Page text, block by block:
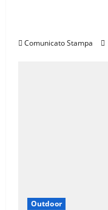
Comunicato Stampa
Outdoor